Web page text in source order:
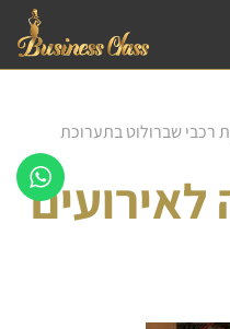
רכבי שברולוט בתערוכת
לאירועים